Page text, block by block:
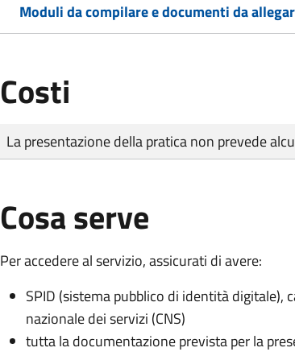
Moduli da compilare e documenti da
Costi
Tipo di pagamento
Importo
La presentazione della pratica non prevede
Cosa serve
Per accedere al servizio, assicurati di avere:
SPID (sistema pubblico di identità digitale),
nazionale dei servizi (CNS)
tutta la documentazione prevista per la